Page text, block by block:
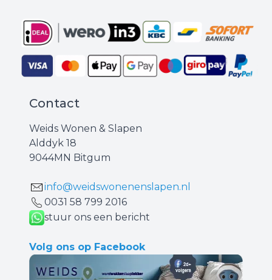
Contact
Weids Wonen & Slapen
Alddyk 18
9044MN Bitgum
info@weidswonenenslapen.nl
0031 ‪58 799 2016‬
stuur ons een bericht
Volg ons op Facebook